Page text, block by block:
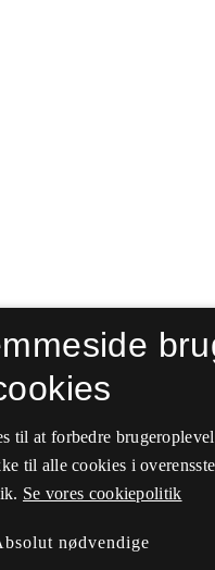
til at forbedre
til alle cookies i
Se vores cookiepolitik
nødvendige